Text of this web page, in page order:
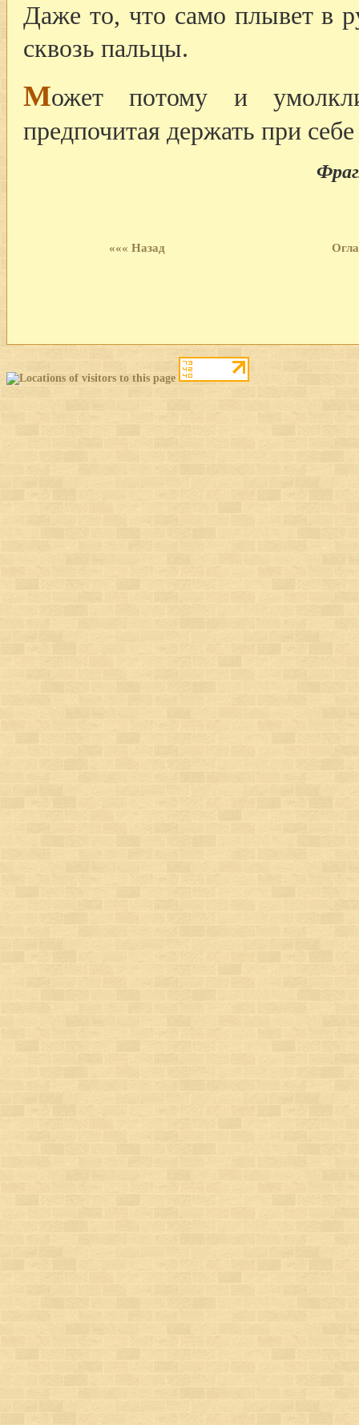
Даже то, что само плывет в
сквозь пальцы.
Может потому и
предпочитая держать при
««« Назад